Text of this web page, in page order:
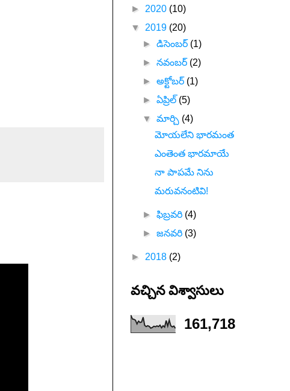
► 2020 (10)
▼ 2019 (20)
►డిసెంబర్ (1)
►నవంబర్ (2)
►అక్టోబర్ (1)
►ఏప్రిల్ (5)
▼మార్చి (4)
మోయలేని భారమంత
ఎంతెంత భారమాయే
నా పాపమే నిను
మరువనంటివి!
►ఫిబ్రవరి (4)
►జనవరి (3)
► 2018 (2)
వచ్చిన విశ్వాసులు
161,718